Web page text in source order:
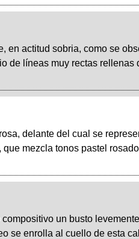
en actitud sobria, como se
de líneas muy rectas rellenas
delante del cual se
mezcla tonos pastel
un busto
se enrolla al cuello de esta